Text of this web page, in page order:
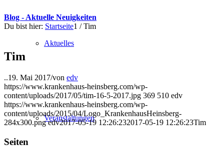
Aktuelles
Veranstaltungen
Blog - Aktuelle Neuigkeiten
Du bist hier: Startseite1 / Tim
Tim
..19. Mai 2017/von edv
https://www.krankenhaus-heinsberg.com/wp-
content/uploads/2017/05/tim-16-5-2017.jpg 369 510 edv
https://www.krankenhaus-heinsberg.com/wp-
content/uploads/2015/04/Logo_KrankenhausHeinsberg-
284x300.png edv2017-05-19 12:26:232017-05-19 12:26:23Tim
Seiten